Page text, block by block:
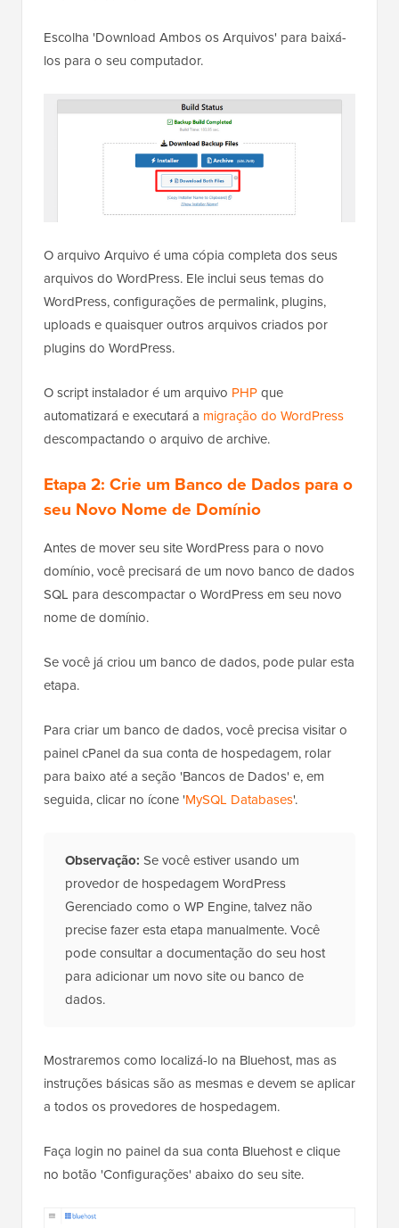
Escolha 'Download Ambos os Arquivos' para baixá-
los para o seu computador.
O arquivo Arquivo é uma cópia completa dos seus
arquivos do WordPress. Ele inclui seus temas do
WordPress, configurações de permalink, plugins,
uploads e quaisquer outros arquivos criados por
plugins do WordPress.
O script instalador é um arquivo PHPque
automatizará e executará a migração do WordPress
descompactando o arquivo de archive.
Etapa 2: Crie um Banco de Dados para o
seu Novo Nome de Domínio
Antes de mover seu site WordPress para o novo
domínio, você precisará de um novo banco de dados
SQL para descompactar o WordPress em seu novo
nome de domínio.
Se você já criou um banco de dados, pode pular esta
etapa.
Para criar um banco de dados, você precisa visitar o
painel cPanel da sua conta de hospedagem, rolar
para baixo até a seção 'Bancos de Dados' e, em
seguida, clicar no ícone 'MySQL Databases'.
Observação: Se você estiver usando um
provedor de hospedagem WordPress
Gerenciado como o WP Engine, talvez não
precise fazer esta etapa manualmente. Você
pode consultar a documentação do seu host
para adicionar um novo site ou banco de
dados.
Mostraremos como localizá-lo na Bluehost, mas as
instruções básicas são as mesmas e devem se aplicar
a todos os provedores de hospedagem.
Faça login no painel da sua conta Bluehost e clique
no botão 'Configurações' abaixo do seu site.